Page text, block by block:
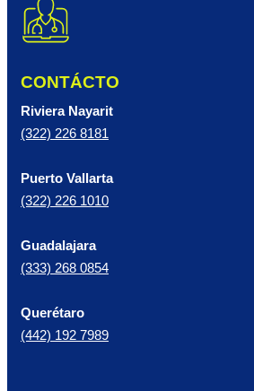
CONTÁCTO
Riviera Nayarit
(322) 226 8181
Puerto Vallarta
(322) 226 1010
Guadalajara
(333) 268 0854
Querétaro
(442) 192 7989